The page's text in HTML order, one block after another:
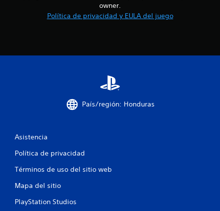
owner.
Política de privacidad y EULA del juego
País/región: Honduras
Asistencia
Política de privacidad
Términos de uso del sitio web
Mapa del sitio
PlayStation Studios